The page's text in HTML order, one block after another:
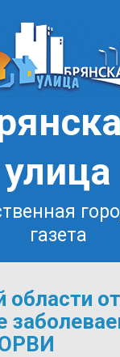
улица
газета
области